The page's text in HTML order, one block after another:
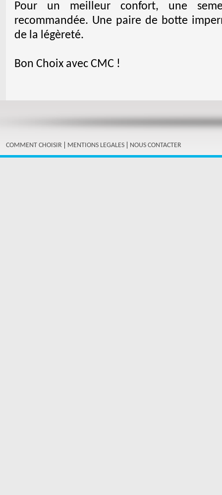
Pour un meilleur confort, une
recommandée. Une paire de botte
de la légèreté.
Bon Choix avec CMC !
COMMENT CHOISIR | MENTIONS LEGALES | NOUS CONTACTER